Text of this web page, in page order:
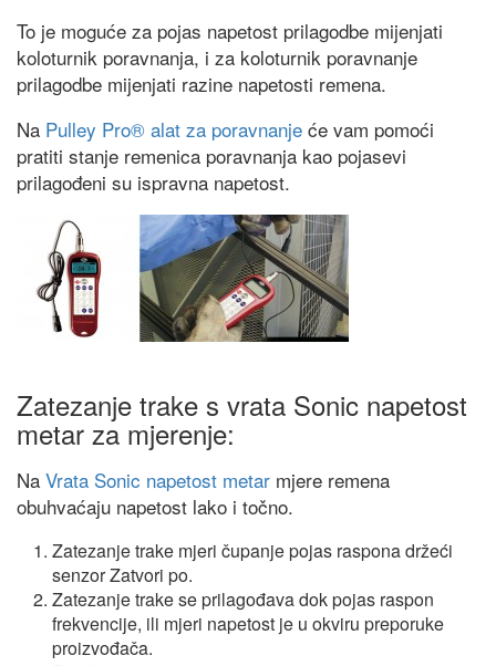
To je moguće za pojas napetost prilagodbe mijenjati
koloturnik poravnanja, i za koloturnik poravnanje
prilagodbe mijenjati razine napetosti remena.
Na Pulley Pro® alat za poravnanje će vam pomoći
pratiti stanje remenica poravnanja kao pojasevi
prilagođeni su ispravna napetost.
Zatezanje trake s vrata Sonic napetost
metar za mjerenje:
Na Vrata Sonic napetost metar mjere remena
obuhvaćaju napetost lako i točno.
Zatezanje trake mjeri čupanje pojas raspona držeći
senzor Zatvori po.
Zatezanje trake se prilagođava dok pojas raspon
frekvencije, ili mjeri napetost je u okviru preporuke
proizvođača.